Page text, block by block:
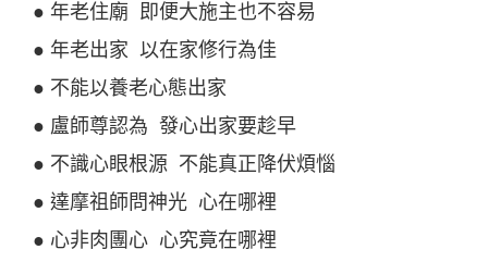
● 年老住廟 即便大施主也不容易
● 年老出家 以在家修行為佳
● 不能以養老心態出家
● 盧師尊認為 發心出家要趁早
● 不識心眼根源 不能真正降伏煩惱
● 達摩祖師問神光 心在哪裡
● 心非肉團心 心究竟在哪裡